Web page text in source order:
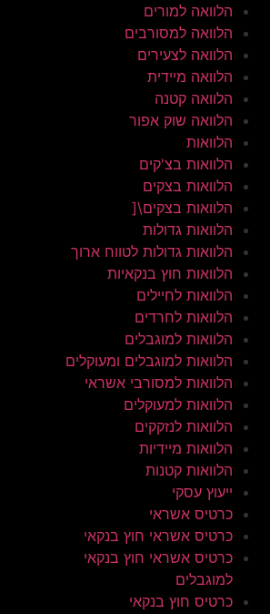
הלוואה למורים
הלוואה למסורבים
הלוואה לצעירים
הלוואה מיידית
הלוואה קטנה
הלוואה שוק אפור
הלוואות
הלוואות בצ'קים
הלוואות בצקים
הלוואות בצקים\[
הלוואות גדולות
הלוואות גדולות לטווח ארוך
הלוואות חוץ בנקאיות
הלוואות לחיילים
הלוואות לחרדים
הלוואות למוגבלים
הלוואות למוגבלים ומעוקלים
הלוואות למסורבי אשראי
הלוואות למעוקלים
הלוואות לנזקקים
הלוואות מיידיות
הלוואות קטנות
ייעוץ עסקי
כרטיס אשראי
כרטיס אשראי חוץ בנקאי
כרטיס אשראי חוץ בנקאי
למוגבלים
כרטיס חוץ בנקאי